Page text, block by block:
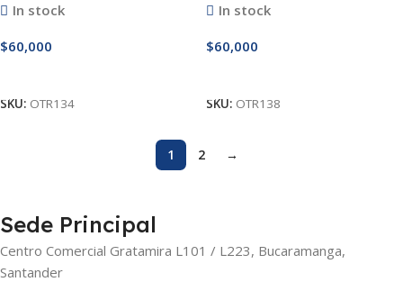
In stock
$60,000
SKU: OTR134
In stock
$60,000
SKU: OTR138
1 2 →
Sede Principal
Centro Comercial Gratamira L101 / L223, Bucaramanga,
Santander